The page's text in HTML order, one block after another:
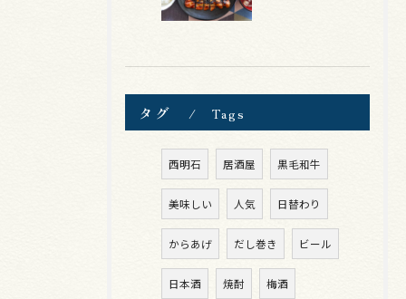
タグ Tags
西明石 居酒屋 黒毛和牛
美味しい 人気 日替わり
からあげ だし巻き ビール
日本酒 焼酎 梅酒